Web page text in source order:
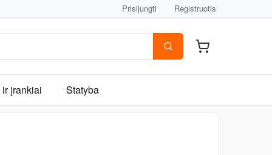
Prisijungti Registruotis
įrankiai Statyba